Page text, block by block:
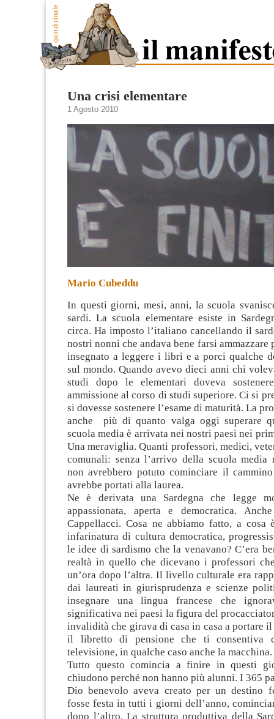
Una crisi elementare
1 Agosto 2010
Mario Cubeddu
In questi giorni, mesi, anni, la scuola
sardi. La scuola elementare esiste in
circa. Ha imposto l’italiano cancellando il
nostri nonni che andava bene farsi ammazzare
insegnato a leggere i libri e a porci qualche
sul mondo. Quando avevo dieci anni chi
studi dopo le elementari doveva
ammissione al corso di studi superiore. Ci si
si dovesse sostenere l’esame di maturità. La
anche più di quanto valga oggi superare
scuola media è arrivata nei nostri paesi nei
Una meraviglia. Quanti professori, medici,
comunali: senza l’arrivo della scuola media
non avrebbero potuto cominciare il
avrebbe portati alla laurea.
Ne è derivata una Sardegna che legge
appassionata, aperta e democratica.
Cappellacci. Cosa ne abbiamo fatto, a cosa
infarinatura di cultura democratica,
le idee di sardismo che la venavano? C’era
realtà in quello che dicevano i professori
un’ora dopo l’altra. Il livello culturale era
dai laureati in giurisprudenza e scienze
insegnare una lingua francese che
significativa nei paesi la figura del
invalidità che girava di casa in casa a portare
il libretto di pensione che ti consentiva
televisione, in qualche caso anche la macchina.
Tutto questo comincia a finire in questi
chiudono perché non hanno più alunni. I 365
Dio benevolo aveva creato per un destino
fosse festa in tutti i giorni dell’anno,
dopo l’altro. La struttura produttiva della